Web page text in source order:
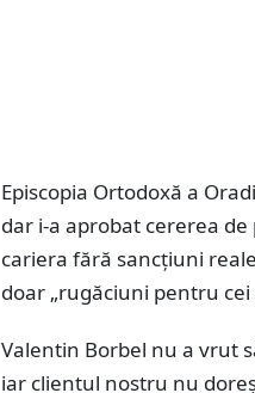
Episcopia Ortodoxă a
dar i-a aprobat cererea
cariera fără sancțiuni
doar „rugăciuni pentru cei
Valentin Borbel nu a vrut
iar clientul nostru nu